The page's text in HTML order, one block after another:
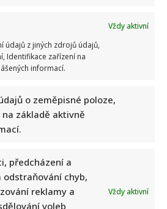
Vždy aktivní
údajů z jiných zdrojů údajů,
Identifikace zařízení na
informací.
o zeměpisné poloze,
základě aktivně
předcházení a
odstraňování chyb,
reklamy a
voleb
Vždy aktivní
přehled